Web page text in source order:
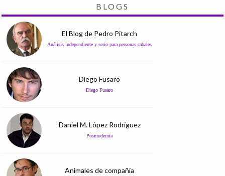
BLOGS
El Blog de Pedro Pitarch
Análisis independiente y serio para personas cabales
Diego Fusaro
Diego Fusaro
Daniel M. López Rodríguez
Posmodernia
Animales de compañía